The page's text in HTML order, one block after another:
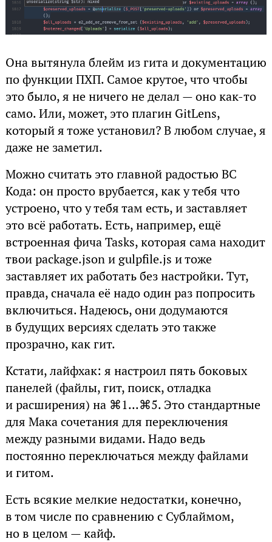
Она вытянула блейм из гита и документацию
по функции ПХП. Самое крутое, что чтобы
это было, я не ничего не делал — оно как-то
само. Или, может, это плагин GitLens,
который я тоже установил? В любом случае, я
даже не заметил.
Можно считать это главной радостью ВС
Кода: он просто врубается, как у тебя что
устроено, что у тебя там есть, и заставляет
это всё работать. Есть, например, ещё
встроенная фича Tasks, которая сама находит
твои package.json и gulpfile.js и тоже
заставляет их работать без настройки. Тут,
правда, сначала её надо один раз попросить
включиться. Надеюсь, они додумаются
в будущих версиях сделать это также
прозрачно, как гит.
Кстати, лайфхак: я настроил пять боковых
панелей (файлы, гит, поиск, отладка
и расширения) на ⌘1...⌘5. Это стандартные
для Мака сочетания для переключения
между разными видами. Надо ведь
постоянно переключаться между файлами
и гитом.
Есть всякие мелкие недостатки, конечно,
в том числе по сравнению с Сублаймом,
но в целом — кайф.